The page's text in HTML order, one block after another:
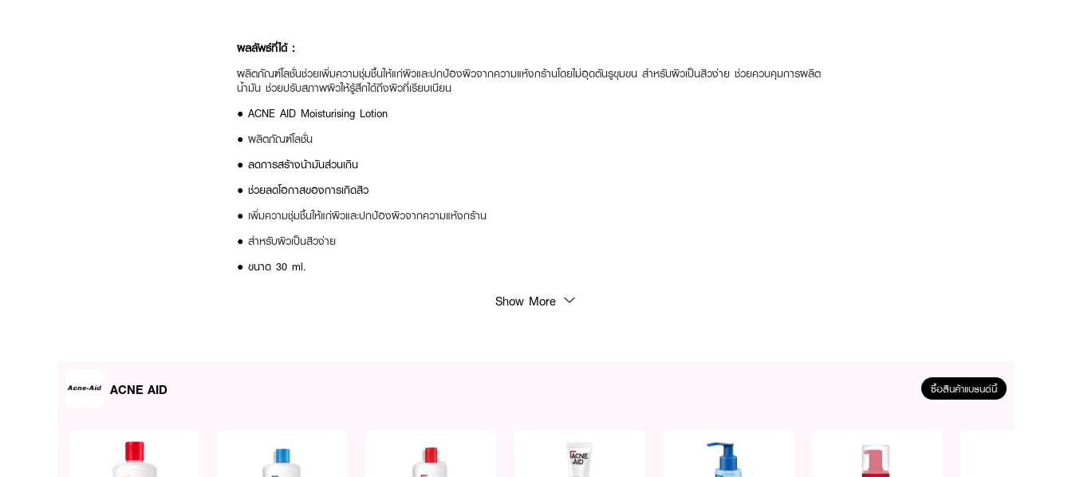
ผลลัพธ์ที่ได้ :
ผลิตภัณฑ์โลชั่นช่วยเพิ่มความชุ่มชื้นให้แก่ผิวและปกป้องผิวจากความแห้งกร้านโดยไม่อุดตันรูขุมขน สำหรับผิวเป็นสิวง่าย ช่วยควบคุมการผลิต
น้ำมัน ช่วยปรับสภาพผิวให้รู้สึกได้ถึงผิวที่เรียบเนียน
● ACNE AID Moisturising Lotion
● ผลิตภัณฑ์โลชั่น
● ลดการสร้างน้ามันส่วนเกิน
● ช่วยลดโอกาสของการเกิดสิว
● เพิ่มความชุ่มชื้นให้แก่ผิวและปกป้องผิวจากความแห้งกร้าน
● สำหรับผิวเป็นสิวง่าย
● ขนาด 30 ml.
Show More
ACNE AID ซื้อสินค้าแบรนด์นี้